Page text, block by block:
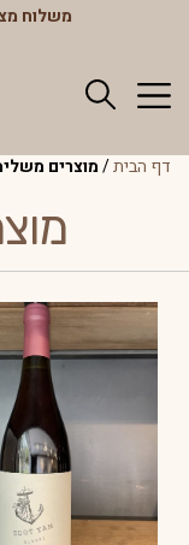
משלוח
דף הבית/מוצרים